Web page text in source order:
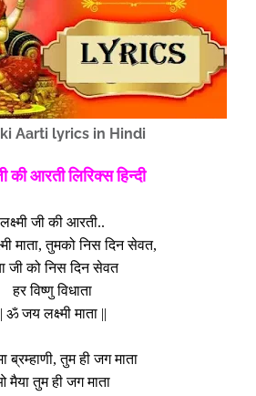
Aarti lyrics in Hindi
की आरती लिरिक्स हिन्दी
लक्ष्मी जी की आरती..
माता, तुमको निस दिन सेवत,
जी को निस दिन सेवत
हर विष्णु विधाता
ॐ जय लक्ष्मी माता ||
ब्रम्हाणी, तुम ही जग माता
मैया तुम ही जग माता